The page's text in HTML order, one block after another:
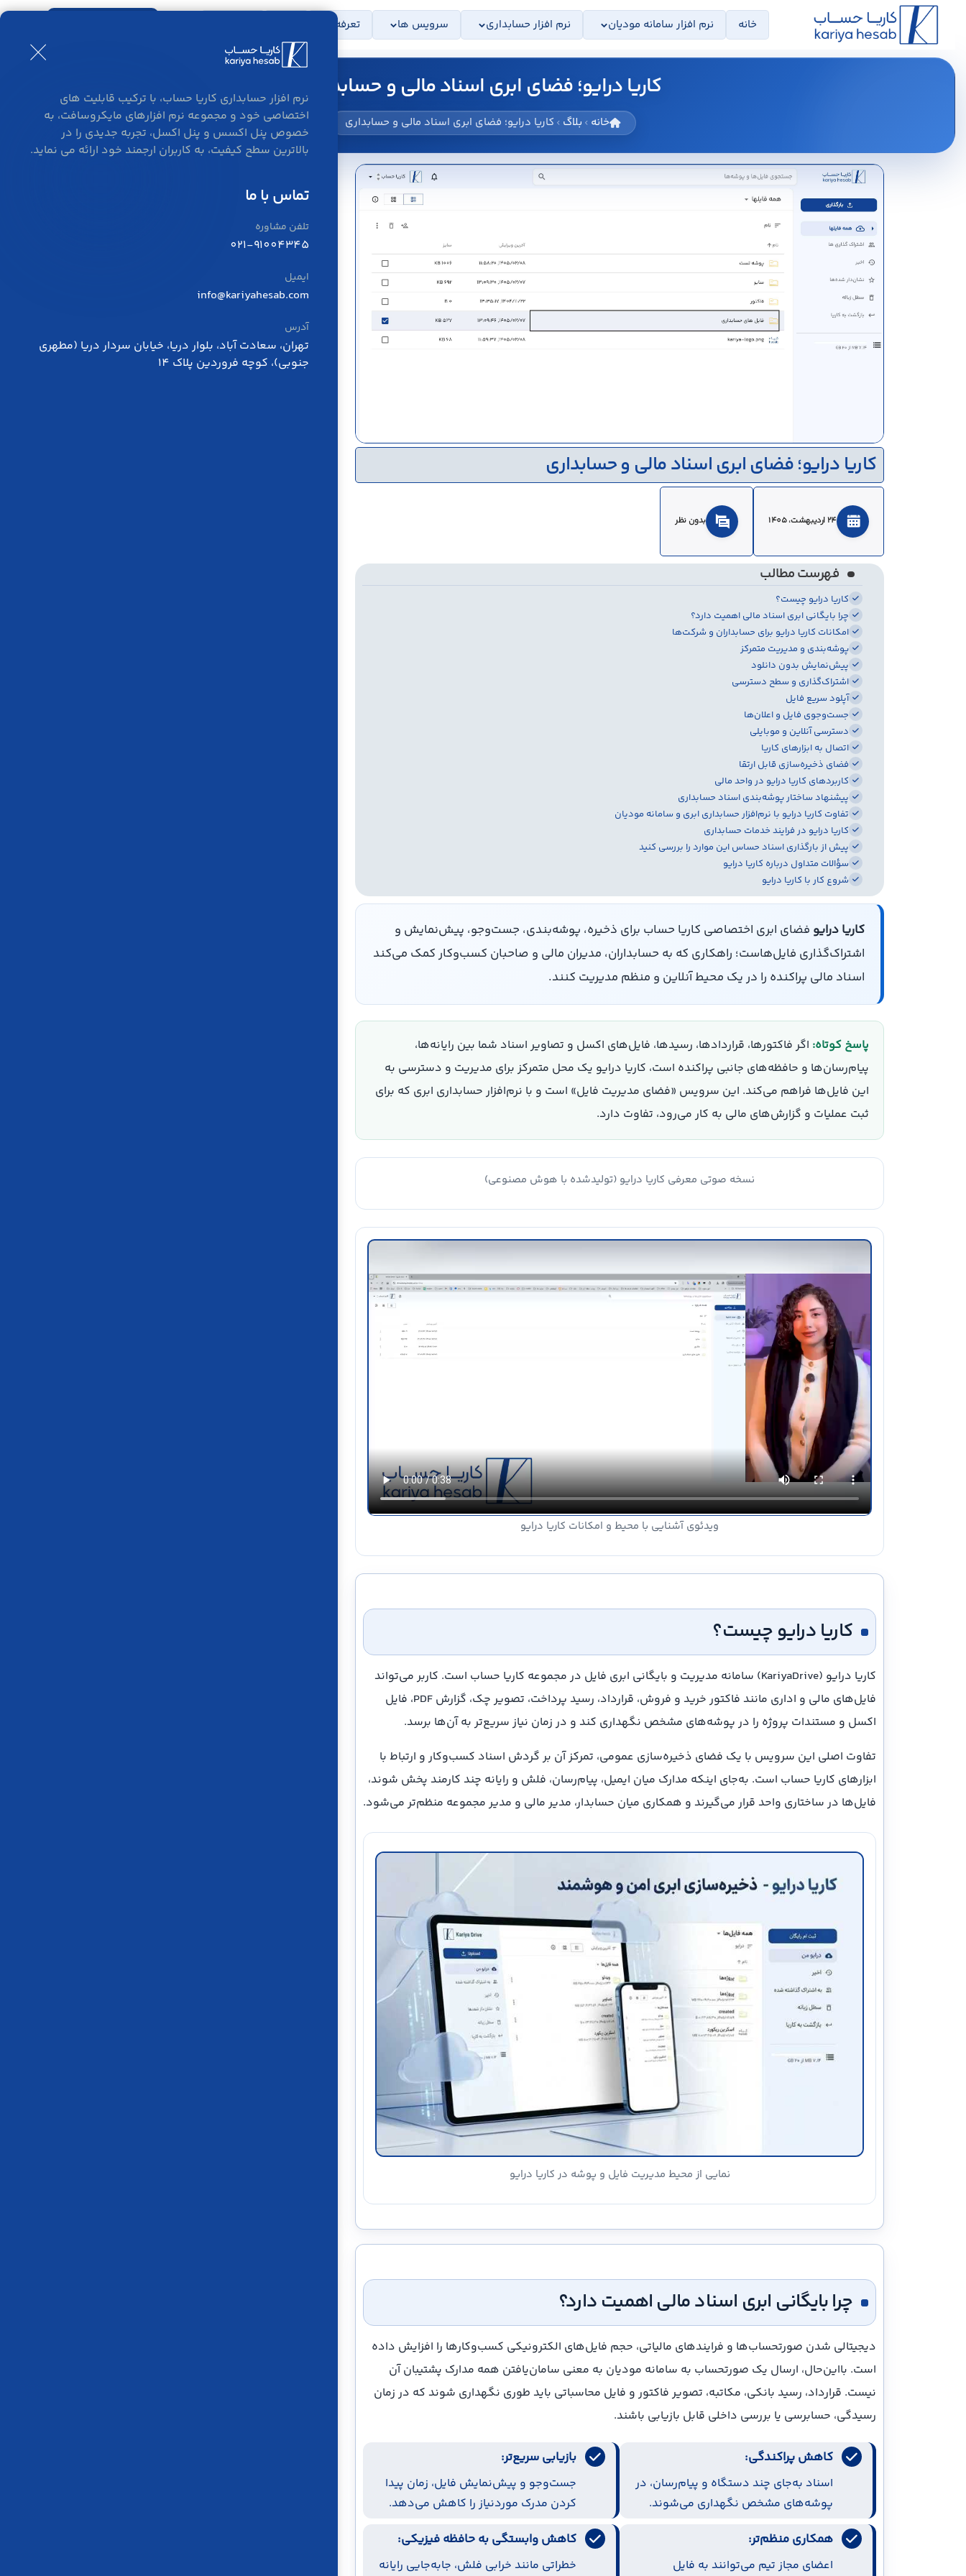
نرم افزار حسابداری کاریا حساب، با ترکیب قابلیت های
اختصاصی خود و مجموعه نرم افزارهای مایکروسافت، به
خصوص پنل اکسس و پنل اکسل، تجربه جدیدی را در
بالاترین سطح کیفیت، به کاربران ارجمند خود ارائه می نماید.
تماس با ما
تلفن مشاوره
021-91004345
ایمیل
info@kariyahesab.com
آدرس
تهران، سعادت آباد، بلوار دریا، خیابان سردار دریا (مطهری
جنوبی)، کوچه فروردین پلاک 14
خانه نرم افزار سامانه مودیان نرم افزار حسابداری سرویس ها تعرفه ها
کاریا درایو؛ فضای ابری اسناد مالی و حسابداری
خانه بلاگ کاریا درایو؛ فضای ابری اسناد مالی و حسابداری
کاریا درایو؛ فضای ابری اسناد مالی و حسابداری
24 ارديبهشت، 1405 بدون نظر
فهرست مطالب
کاریا درایو چیست؟
چرا بایگانی ابری اسناد مالی اهمیت دارد؟
امکانات کاریا درایو برای حسابداران و شرکت‌ها
پوشه‌بندی و مدیریت متمرکز
پیش‌نمایش بدون دانلود
اشتراک‌گذاری و سطح دسترسی
آپلود سریع فایل
جست‌وجوی فایل و اعلان‌ها
دسترسی آنلاین و موبایلی
اتصال به ابزارهای کاریا
فضای ذخیره‌سازی قابل ارتقا
کاربردهای کاریا درایو در واحد مالی
پیشنهاد ساختار پوشه‌بندی اسناد حسابداری
تفاوت کاریا درایو با نرم‌افزار حسابداری ابری و سامانه مودیان
کاریا درایو در فرایند خدمات حسابداری
پیش از بارگذاری اسناد حساس این موارد را بررسی کنید
سؤالات متداول درباره کاریا درایو
شروع کار با کاریا درایو
کاریا درایو فضای ابری اختصاصی کاریا حساب برای ذخیره، پوشه‌بندی، جست‌وجو، پیش‌نمایش و
اشتراک‌گذاری فایل‌هاست؛ راهکاری که به حسابداران، مدیران مالی و صاحبان کسب‌وکار کمک می‌کند
اسناد مالی پراکنده را در یک محیط آنلاین و منظم مدیریت کنند.
پاسخ کوتاه: اگر فاکتورها، قراردادها، رسیدها، فایل‌های اکسل و تصاویر اسناد شما بین رایانه‌ها،
پیام‌رسان‌ها و حافظه‌های جانبی پراکنده است، کاریا درایو یک محل متمرکز برای مدیریت و دسترسی به
این فایل‌ها فراهم می‌کند. این سرویس «فضای مدیریت فایل» است و با نرم‌افزار حسابداری ابری که برای
ثبت عملیات و گزارش‌های مالی به کار می‌رود، تفاوت دارد.
نسخه صوتی معرفی کاریا درایو (تولیدشده با هوش مصنوعی)
ویدئوی آشنایی با محیط و امکانات کاریا درایو
کاریا درایو چیست؟
کاریا درایو (KariyaDrive) سامانه مدیریت و بایگانی ابری فایل در مجموعه کاریا حساب است. کاربر می‌تواند
فایل‌های مالی و اداری مانند فاکتور خرید و فروش، قرارداد، رسید پرداخت، تصویر چک، گزارش PDF، فایل
اکسل و مستندات پروژه را در پوشه‌های مشخص نگهداری کند و در زمان نیاز سریع‌تر به آن‌ها برسد.
تفاوت اصلی این سرویس با یک فضای ذخیره‌سازی عمومی، تمرکز آن بر گردش اسناد کسب‌وکار و ارتباط با
ابزارهای کاریا حساب است. به‌جای اینکه مدارک میان ایمیل، پیام‌رسان، فلش و رایانه چند کارمند پخش شوند،
فایل‌ها در ساختاری واحد قرار می‌گیرند و همکاری میان حسابدار، مدیر مالی و مدیر مجموعه منظم‌تر می‌شود.
نمایی از محیط مدیریت فایل و پوشه در کاریا درایو
چرا بایگانی ابری اسناد مالی اهمیت دارد؟
دیجیتالی شدن صورتحساب‌ها و فرایندهای مالیاتی، حجم فایل‌های الکترونیکی کسب‌وکارها را افزایش داده
است. بااین‌حال، ارسال یک صورتحساب به سامانه مودیان به معنی سامان‌یافتن همه مدارک پشتیبان آن
نیست. قرارداد، رسید بانکی، مکاتبه، تصویر فاکتور و فایل محاسباتی باید طوری نگهداری شوند که در زمان
رسیدگی، حسابرسی یا بررسی داخلی قابل بازیابی باشند.
کاهش پراکندگی:
اسناد به‌جای چند دستگاه و پیام‌رسان، در
پوشه‌های مشخص نگهداری می‌شوند.
بازیابی سریع‌تر:
جست‌وجو و پیش‌نمایش فایل، زمان پیدا
کردن مدرک موردنیاز را کاهش می‌دهد.
همکاری منظم‌تر:
اعضای مجاز تیم می‌توانند به فایل
کاهش وابستگی به حافظه فیزیکی:
خطراتی مانند خرابی فلش، جابه‌جایی رایانه